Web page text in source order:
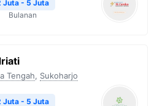
Juta - 5 Juta
Bulanan
Tengah, Sukoharjo
Juta - 5 Juta